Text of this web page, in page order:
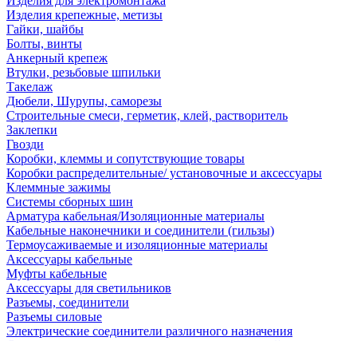
Изделия крепежные, метизы
Гайки, шайбы
Болты, винты
Анкерный крепеж
Втулки, резьбовые шпильки
Такелаж
Дюбели, Шурупы, саморезы
Строительные смеси, герметик, клей, растворитель
Заклепки
Гвозди
Коробки, клеммы и сопутствующие товары
Коробки распределительные/ установочные и аксессуары
Клеммные зажимы
Системы сборных шин
Арматура кабельная/Изоляционные материалы
Кабельные наконечники и соединители (гильзы)
Термоусаживаемые и изоляционные материалы
Аксессуары кабельные
Муфты кабельные
Аксессуары для светильников
Разъемы, соединители
Разъемы силовые
Электрические соединители различного назначения